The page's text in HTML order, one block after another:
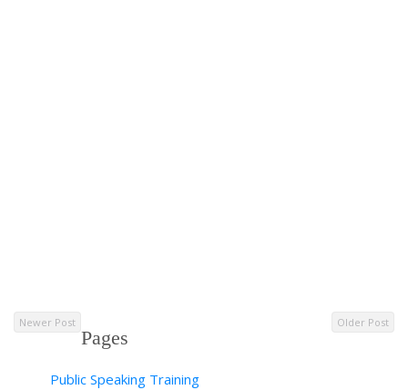
Newer Post Older Post
Pages
Public Speaking Training